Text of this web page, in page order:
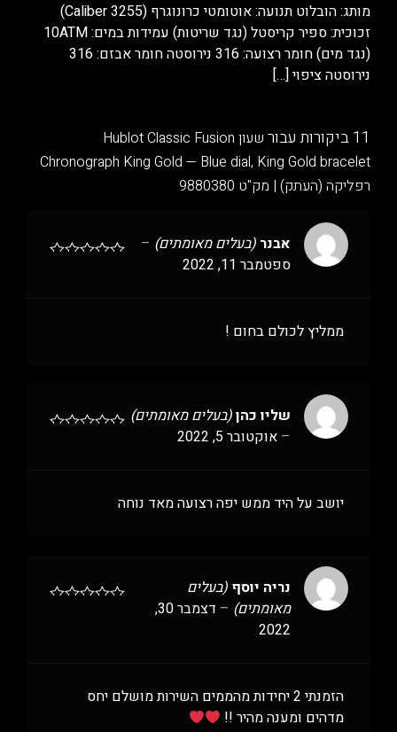
מותג: הובלוט תנועה: אוטומטי כרונוגרף (Caliber 3255)
זכוכית: ספיר קריסטל (נגד שריטות) עמידות במים: 10ATM
(נגד מים) חומר רצועה: 316 נירוסטה חומר אבזם: 316
נירוסטה ציפוי […]
11 ביקורות עבור
שעון Hublot Classic Fusion
Chronograph King Gold — Blue dial, King Gold bracelet
רפליקה (העתק) | מק"ט 9880380
אבנר (בעלים מאומתים) –
ספטמבר 11, 2022
ממליץ לכולם בחום !
שליו כהן(בעלים מאומתים)
– אוקטובר 5, 2022
יושב על היד ממש יפה רצועה מאד נוחה
נריה יוסף (בעלים
מאומתים) –
דצמבר 30,
2022
הזמנתי 2 יחידות מהממים השירות מושלם יחס
מדהים ומענה מהיר !!